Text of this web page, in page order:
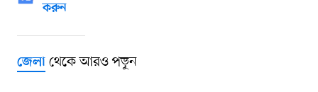
করুন
জেলাথেকে আরও পড়ুন